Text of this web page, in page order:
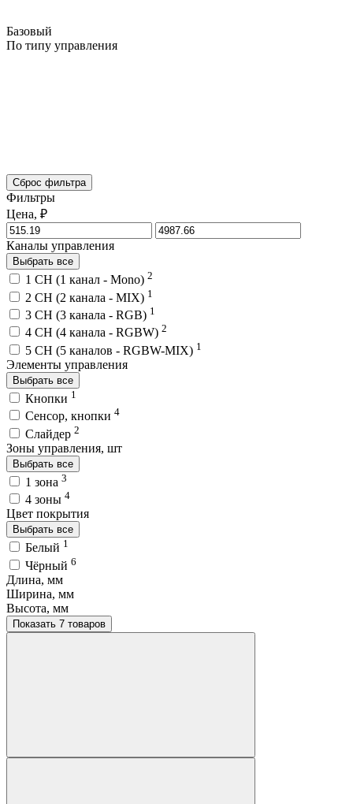
Базовый
По типу управления
Сброс фильтра
Фильтры
Цена, ₽
Каналы управления
Выбрать все
1 CH (1 канал - Mono) 2
2 CH (2 канала - MIX) 1
3 CH (3 канала - RGB) 1
4 CH (4 канала - RGBW) 2
5 CH (5 каналов - RGBW-MIX) 1
Элементы управления
Выбрать все
Кнопки 1
Сенсор, кнопки 4
Слайдер 2
Зоны управления, шт
Выбрать все
1 зона 3
4 зоны 4
Цвет покрытия
Выбрать все
Белый 1
Чёрный 6
Длина, мм
Ширина, мм
Высота, мм
Показать 7 товаров